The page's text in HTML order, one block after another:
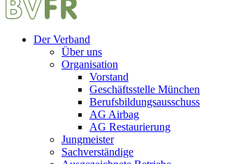
Der Verband
Über uns
Organisation
Vorstand
Geschäftsstelle München
Berufsbildungsausschuss
AG Airbag
AG Restaurierung
Jungmeister
Sachverständige